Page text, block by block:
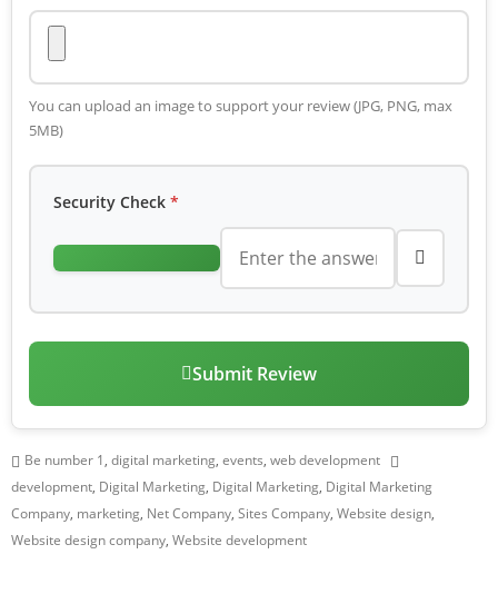
You can upload an image to support your review (JPG, PNG, max
5MB)
Security Check *
Submit Review
Be number 1, digital marketing, events, web development
development, Digital Marketing, Digital Marketing, Digital Marketing
Company, marketing, Net Company, Sites Company, Website design,
Website design company, Website development